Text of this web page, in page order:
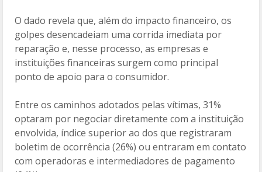
O dado revela que, além do impacto financeiro, os
golpes desencadeiam uma corrida imediata por
reparação e, nesse processo, as empresas e
instituições financeiras surgem como principal
ponto de apoio para o consumidor.
Entre os caminhos adotados pelas vítimas, 31%
optaram por negociar diretamente com a instituição
envolvida, índice superior ao dos que registraram
boletim de ocorrência (26%) ou entraram em contato
com operadoras e intermediadores de pagamento